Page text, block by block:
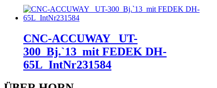
CNC-ACCUWAY _UT-
300_Bj.`13_mit FEDEK DH-
65L_IntNr231584